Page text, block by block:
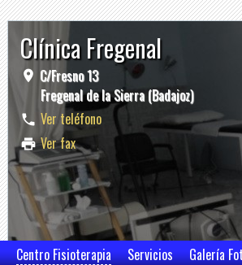
Clínica Fregenal
C/Fresno 13
Fregenal de la Sierra (Badajoz)
Ver teléfono
Ver fax
Centro Fisioterapia Servicios Galería